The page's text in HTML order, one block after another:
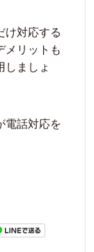
け対応する
メリットも
しましょ
電話対応を